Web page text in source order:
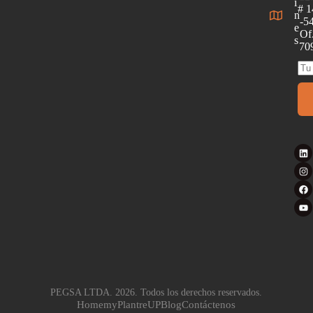
#
-
i
n
e
s
PEGSA LTDA. 2026. Todos los derechos reservados.
HomemyPlantreUPBlogContáctenos